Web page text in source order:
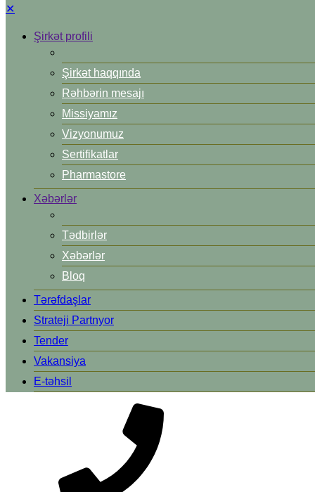
✕
Şirkət profili
Şirkət haqqında
Rəhbərin mesajı
Missiyamız
Vizyonumuz
Sertifikatlar
Pharmastore
Xəbərlər
Tədbirlər
Xəbərlər
Bloq
Tərəfdaşlar
Strateji Partnyor
Tender
Vakansiya
E-təhsil